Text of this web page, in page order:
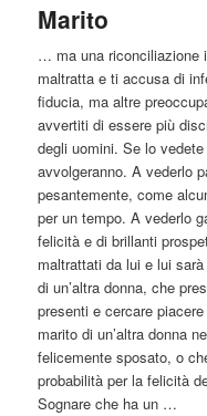
Marito
… ma una riconciliazione
maltratta e ti accusa di
fiducia, ma altre
avvertiti diessere più
degli uomini. Se lo
avvolgeranno. A vederlo
pesantemente, come
per un tempo. A vederlo
felicità e di brillanti
maltrattatida lui e lui
di un’altra donna, che
presenti e cercare
marito di un’altra donna
felicemente sposato, o
probabilità per la felicità
Sognare che ha un …